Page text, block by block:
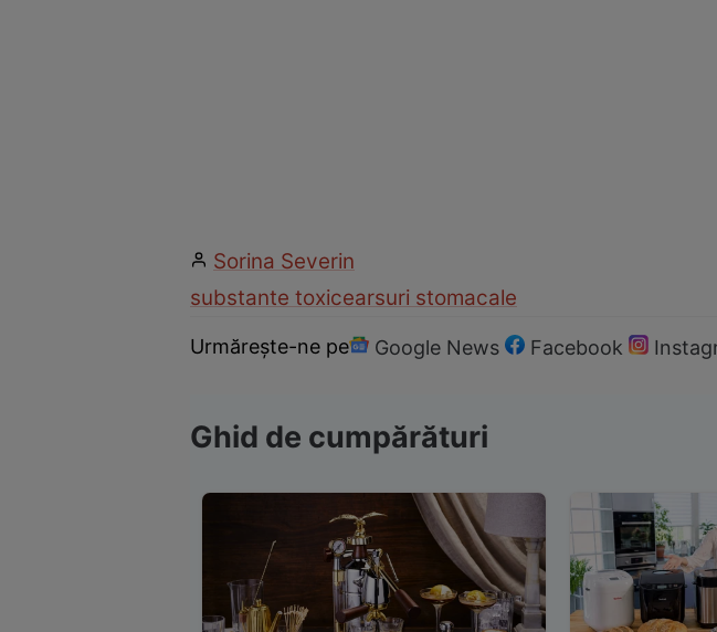
Sorina Severin
substante toxicearsuri stomacale
Urmărește-ne pe Google News Facebook
Ghid de cumpărături